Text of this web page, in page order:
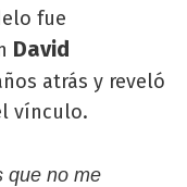
fue
David
atrás y reveló
vínculo.
que no me